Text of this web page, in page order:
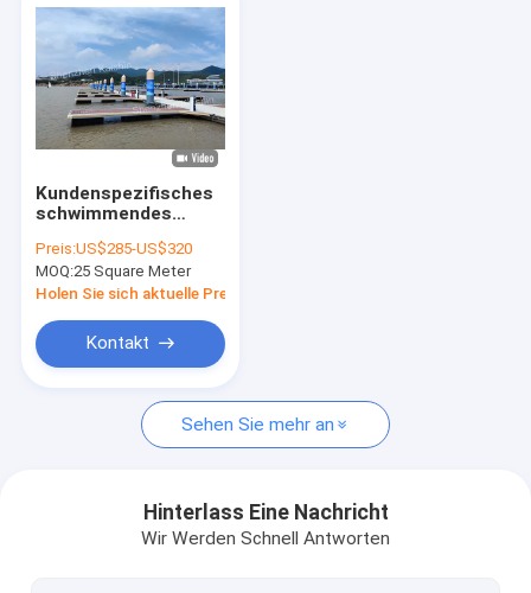
Marineschwimmdocks
Aluminiumschwimmdocks
Marinealuminiumpassagen
Schwimmdock-Stapel-Führer
Dock, das Bügelen festmacht
Dock-Anhäufungs-Kappen
Hölzerne Plastikplattform
Kundenspezifisches
schwimmendes
15-20 Jahren
Lebensdauer und
WPC-Belag
Preis:US$285-US$320
MOQ:25 Square Meter
Holen Sie sich aktuelle Preis
Kontakt
Sehen Sie mehr an
Hinterlass Eine Nachricht
Wir Werden Schnell Antworten